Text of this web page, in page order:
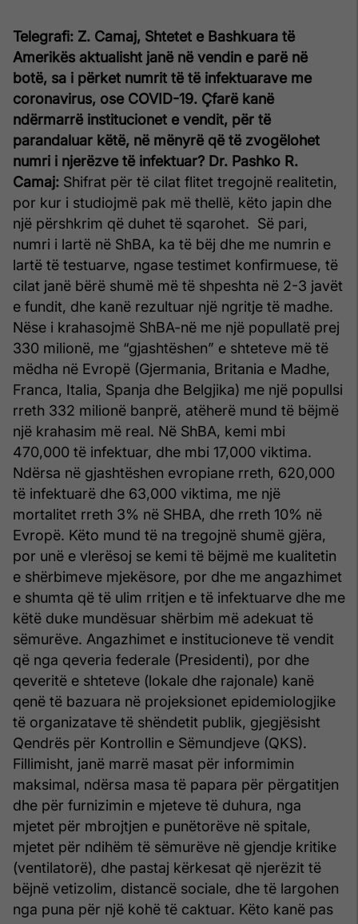
Telegrafi: Z. Camaj, Shtetet e Bashkuara të
Amerikës aktualisht janë në vendin e parë në
botë, sa i përket numrit të të infektuarave me
coronavirus, ose COVID-19. Çfarë kanë
ndërmarrë institucionet e vendit, për të
parandaluar këtë, në mënyrë që të zvogëlohet
numri i njerëzve të infektuar? Dr. Pashko R.
Camaj: Shifrat për të cilat flitet tregojnë realitetin,
por kur i studiojmë pak më thellë, këto japin dhe
një përshkrim që duhet të sqarohet. Së pari,
numri i lartë në ShBA, ka të bëj dhe me numrin e
lartë të testuarve, ngase testimet konfirmuese, të
cilat janë bërë shumë më të shpeshta në 2-3 javët
e fundit, dhe kanë rezultuar një ngritje të madhe.
Nëse i krahasojmë ShBA-në me një popullatë prej
330 milionë, me “gjashtëshen” e shteteve më të
mëdha në Evropë (Gjermania, Britania e Madhe,
Franca, Italia, Spanja dhe Belgjika) me një popullsi
rreth 332 milionë banprë, atëherë mund të bëjmë
një krahasim më real. Në ShBA, kemi mbi
470,000 të infektuar, dhe mbi 17,000 viktima.
Ndërsa në gjashtëshen evropiane rreth, 620,000
të infektuarë dhe 63,000 viktima, me një
mortalitet rreth 3% në SHBA, dhe rreth 10% në
Evropë. Këto mund të na tregojnë shumë gjëra,
por unë e vlerësoj se kemi të bëjmë me kualitetin
e shërbimeve mjekësore, por dhe me angazhimet
e shumta që të ulim rritjen e të infektuarve dhe me
këtë duke mundësuar shërbim më adekuat të
sëmurëve. Angazhimet e institucioneve të vendit
që nga qeveria federale (Presidenti), por dhe
qeveritë e shteteve (lokale dhe rajonale) kanë
qenë të bazuara në projeksionet epidemiologjike
të organizatave të shëndetit publik, gjegjësisht
Qendrës për Kontrollin e Sëmundjeve (QKS).
Fillimisht, janë marrë masat për informimin
maksimal, ndërsa masa të papara për përgatitjen
dhe për furnizimin e mjeteve të duhura, nga
mjetet për mbrojtjen e punëtorëve në spitale,
mjetet për ndihëm të sëmurëve në gjendje kritike
(ventilatorë), dhe pastaj kërkesat që njerëzit të
bëjnë vetizolim, distancë sociale, dhe të largohen
nga puna për një kohë të caktuar. Këto kanë pas